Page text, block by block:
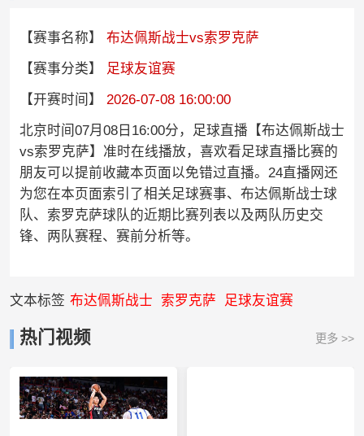
【赛事名称】
布达佩斯战士vs索罗克萨
【赛事分类】
足球友谊赛
【开赛时间】
2026-07-08 16:00:00
北京时间07月08日16:00分，足球直播【布达佩斯战士
vs索罗克萨】准时在线播放，喜欢看足球直播比赛的
朋友可以提前收藏本页面以免错过直播。24直播网还
为您在本页面索引了相关足球赛事、布达佩斯战士球
队、索罗克萨球队的近期比赛列表以及两队历史交
锋、两队赛程、赛前分析等。
文本标签 布达佩斯战士 索罗克萨 足球友谊赛
热门视频 更多 >>